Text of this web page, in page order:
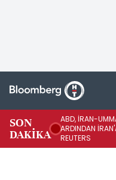
SON
DAKİKA
ABD, İRAN-
ARDINDAN
REUTERS